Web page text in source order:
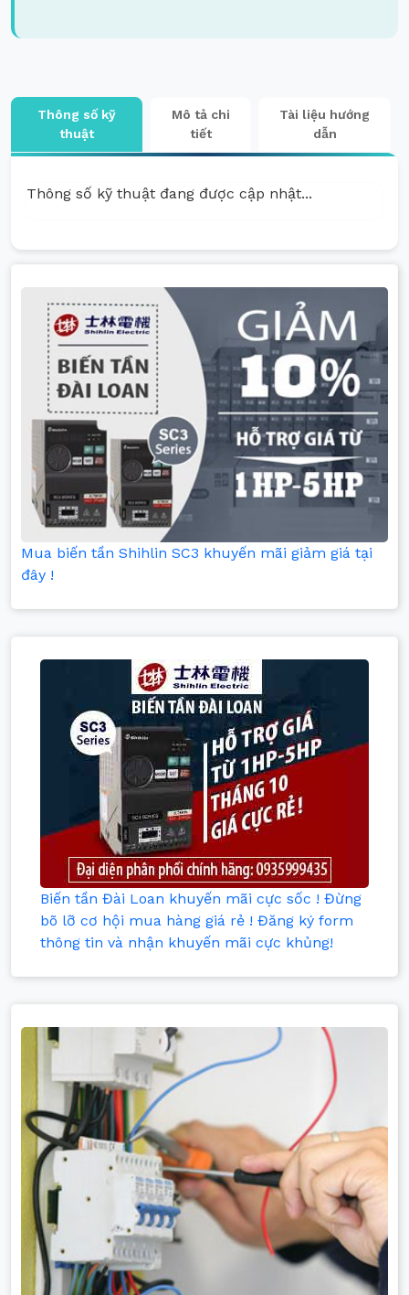
Thông số kỹ
thuật
Mô tả chi
tiết
Tài liệu hướng
dẫn
Thông số kỹ thuật đang được cập nhật...
Mua biến tần Shihlin SC3 khuyến mãi giảm giá tại
đây !
Biến tần Đài Loan khuyến mãi cực sốc ! Đừng
bõ lỡ cơ hội mua hàng giá rẻ ! Đăng ký form
thông tin và nhận khuyến mãi cực khủng!